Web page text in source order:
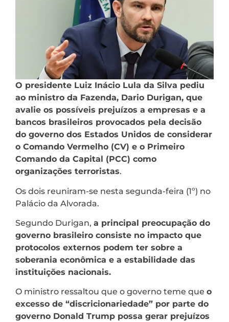
O presidente Luiz Inácio Lula da Silva pediu
ao ministro da Fazenda, Dario Durigan, que
avalie os possíveis prejuízos a empresas e a
bancos brasileiros provocados pela decisão
do governo dos Estados Unidos de considerar
o Comando Vermelho (CV) e o Primeiro
Comando da Capital (PCC) como
organizações terroristas.
Os dois reuniram-se nesta segunda-feira (1º) no
Palácio da Alvorada.
Segundo Durigan, a principal preocupação do
governo brasileiro consiste no impacto que
protocolos externos podem ter sobre a
soberania econômica e a estabilidade das
instituições nacionais.
O ministro ressaltou que o governo teme que o
excesso de “discricionariedade” por parte do
governo Donald Trump possa gerar prejuízos